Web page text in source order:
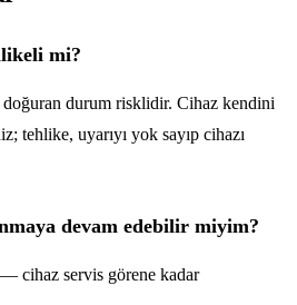
mi?
doğuran durum risklidir. Cihaz kendini
tehlike, uyarıyı yok sayıp cihazı
devam edebilir miyim?
cihaz servis görene kadar